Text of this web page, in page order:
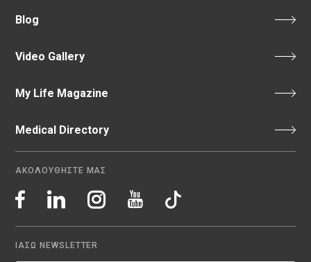
Blog
Video Gallery
My Life Magazine
Medical Directory
ΑΚΟΛΟΥΘΗΣΤΕ ΜΑΣ
ΙΑΣΩ NEWSLETTER